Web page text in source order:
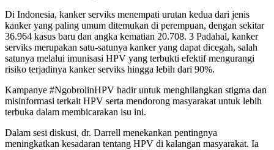
Di Indonesia, kanker serviks menempati urutan kedua dari jenis
kanker yang paling umum ditemukan di perempuan, dengan sekitar
36.964 kasus baru dan angka kematian 20.708. 3 Padahal, kanker
serviks merupakan satu-satunya kanker yang dapat dicegah, salah
satunya melalui imunisasi HPV yang terbukti efektif mengurangi
risiko terjadinya kanker serviks hingga lebih dari 90%.
Kampanye #NgobrolinHPV hadir untuk menghilangkan stigma dan
misinformasi terkait HPV serta mendorong masyarakat untuk lebih
terbuka dalam membicarakan isu ini.
Dalam sesi diskusi, dr. Darrell menekankan pentingnya
meningkatkan kesadaran tentang HPV di kalangan masyarakat. Ia